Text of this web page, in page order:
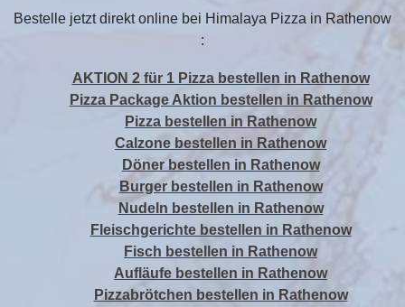
Bestelle jetzt direkt online bei Himalaya Pizza in Rathenow
:
AKTION 2 für 1 Pizza bestellen in Rathenow
Pizza Package Aktion bestellen in Rathenow
Pizza bestellen in Rathenow
Calzone bestellen in Rathenow
Döner bestellen in Rathenow
Burger bestellen in Rathenow
Nudeln bestellen in Rathenow
Fleischgerichte bestellen in Rathenow
Fisch bestellen in Rathenow
Aufläufe bestellen in Rathenow
Pizzabrötchen bestellen in Rathenow